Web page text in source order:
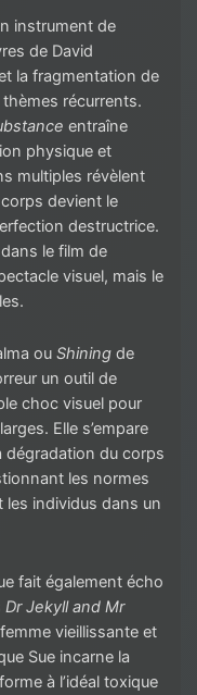
instrument de
de David
la fragmentation de
récurrents.
entraîne
physique et
multiples révèlent
devient le
destructrice.
le film de
visuel, mais le
ou Shining de
un outil de
choc visuel pour
Elle s’empare
dégradation du corps
les normes
les individus dans un
fait également écho
Dr Jekyll and Mr
vieillissante et
Sue incarne la
à l’idéal toxique